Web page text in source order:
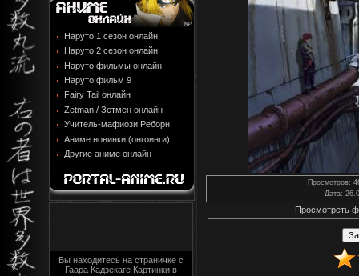
Наруто 1 сезон онлайн
Наруто 2 сезон онлайн
Наруто фильмы онлайн
Наруто фильм 9
Fairy Tail онлайн
Zetman / Зетмен онлайн
Учитель-мафиози Реборн!
Аниме новинки (онгоинги)
Другие аниме онлайн
Вы находитесь на страничке с
Гаара Кадзекаге Картинки в
Просмотров:
Дата:
Просмотреть